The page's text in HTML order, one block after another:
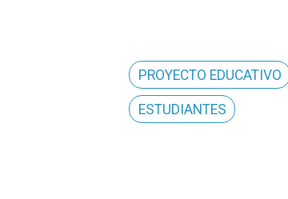
PROYECTO EDUCATIVO
ESTUDIANTES